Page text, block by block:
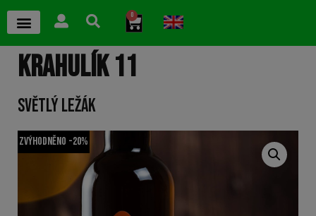
0
KRAHULÍK 11
SVĚTLÝ LEŽÁK
Zvýhodněno -20%